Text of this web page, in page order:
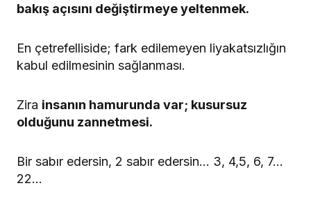
bakış açısını değiştirmeye yeltenmek.
En çetrefelliside; fark edilemeyen liyakatsızlığın
kabul edilmesinin sağlanması.
Zira insanın hamurunda var; kusursuz
olduğunu zannetmesi.
Bir sabır edersin, 2 sabır edersin… 3, 4,5, 6, 7…
22…